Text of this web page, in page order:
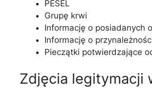
PESEL
Grupę krwi
Informację o posiadanych
Informację o
Pieczątki potwierdzające
Zdjęcia legitymacji